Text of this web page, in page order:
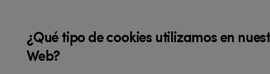
¿Qué tipo de cookies utilizamos en
Web?